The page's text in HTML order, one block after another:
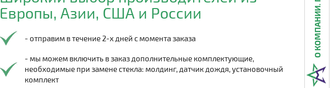
Европы, Азии, США и России
- отправим в течение 2-х дней с момента заказа
- мы можем включить в заказ дополнительные комплектующие,
необходимые при замене стекла: молдинг, датчик дождя, установочный
комплект